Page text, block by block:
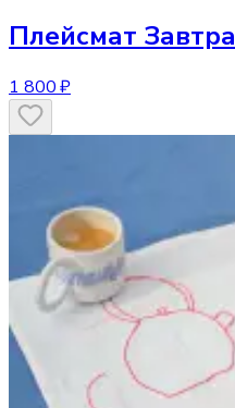
Плейсмат
1 800 ₽